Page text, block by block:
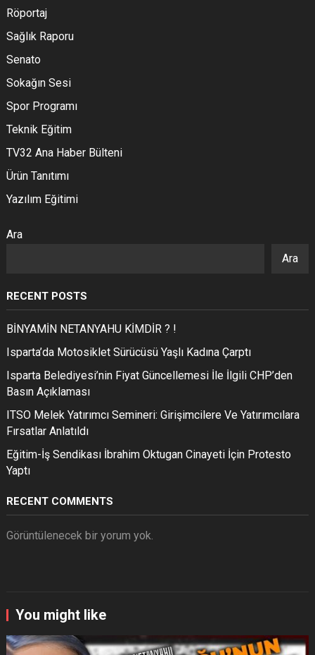
Röportaj
Sağlık Raporu
Senato
Sokağın Sesi
Spor Programı
Teknik Eğitim
TV32 Ana Haber Bülteni
Ürün Tanıtımı
Yazılım Eğitimi
Ara
Ara
RECENT POSTS
BİNYAMİN NETANYAHU KİMDİR ? !
Isparta’da Motosiklet Sürücüsü Yaşlı Kadına Çarptı
Isparta Belediyesi’nin Fiyat Güncellemesi İle İlgili CHP’den
Basın Açıklaması
ITSO Melek Yatırımcı Semineri: Girişimcilere Ve Yatırımcılara
Fırsatlar Anlatıldı
Eğitim-İş Sendikası İbrahim Oktugan Cinayeti İçin Protesto
Yaptı
RECENT COMMENTS
Görüntülenecek bir yorum yok.
You might like